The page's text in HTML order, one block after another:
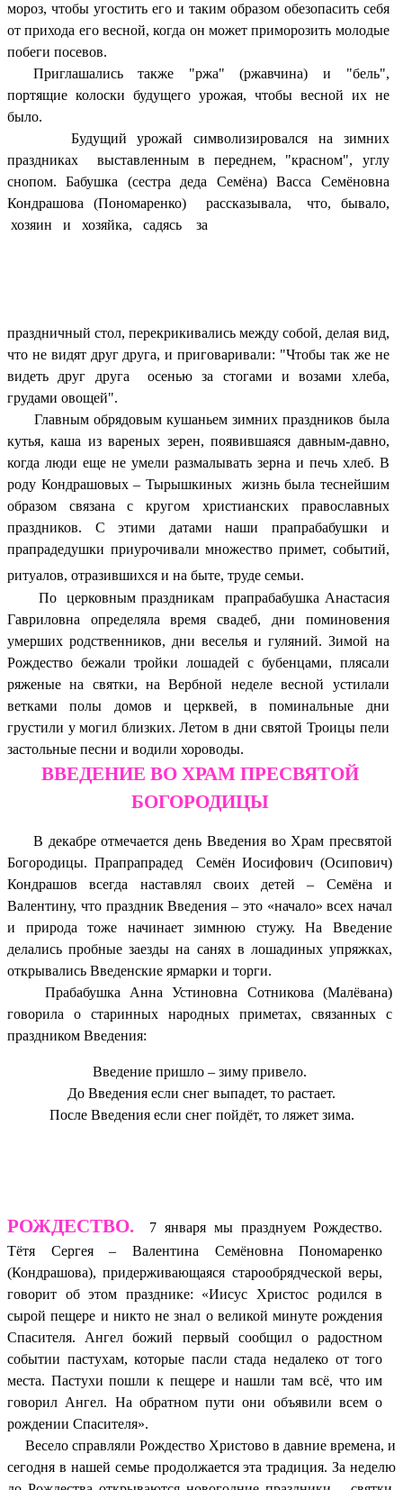
мороз, чтобы угостить его и таким образом обезопасить себя
от прихода его весной, когда он может приморозить молодые
побеги посевов.
Приглашались также "ржа" (ржавчина) и "бель",
портящие колоски будущего урожая, чтобы весной их не
было.
Будущий урожай символизировался на зимних
праздниках выставленным в переднем, "красном", углу
снопом. Бабушка (сестра деда Семёна) Васса Семёновна
Кондрашова (Пономаренко) рассказывала, что, бывало,
хозяин и хозяйка, садясь за
праздничный стол, перекрикивались между собой, делая вид,
что не видят друг друга, и приговаривали: "Чтобы так же не
видеть друг друга осенью за стогами и возами хлеба,
грудами овощей".
Главным обрядовым кушаньем зимних праздников была
кутья, каша из вареных зерен, появившаяся давным-давно,
когда люди еще не умели размалывать зерна и печь хлеб. В
роду Кондрашовых – Тырышкиных жизнь была теснейшим
образом связана с кругом христианских православных
праздников. С этими датами наши прапрабабушки и
прапрадедушки приурочивали множество примет, событий,
ритуалов, отразившихся и на быте, труде семьи.
По церковным праздникам прапрабабушка Анастасия
Гавриловна определяла время свадеб, дни поминовения
умерших родственников, дни веселья и гуляний. Зимой на
Рождество бежали тройки лошадей с бубенцами, плясали
ряженые на святки, на Вербной неделе весной устилали
ветками полы домов и церквей, в поминальные дни
грустили у могил близких. Летом в дни святой Троицы пели
застольные песни и водили хороводы.
ВВЕДЕНИЕ ВО ХРАМ ПРЕСВЯТОЙ
БОГОРОДИЦЫ
В декабре отмечается день Введения во Храм пресвятой
Богородицы. Прапрапрадед Семён Иосифович (Осипович)
Кондрашов всегда наставлял своих детей – Семёна и
Валентину, что праздник Введения – это «начало» всех начал
и природа тоже начинает зимнюю стужу. На Введение
делались пробные заезды на санях в лошадиных упряжках,
открывались Введенские ярмарки и торги.
Прабабушка Анна Устиновна Сотникова (Малёвана)
говорила о старинных народных приметах, связанных с
праздником Введения:
Введение пришло – зиму привело.
До Введения если снег выпадет, то растает.
После Введения если снег пойдёт, то ляжет зима.
РОЖДЕСТВО.
7 января мы празднуем Рождество.
Тётя Сергея – Валентина Семёновна Пономаренко
(Кондрашова), придерживающаяся старообрядческой веры,
говорит об этом празднике: «Иисус Христос родился в
сырой пещере и никто не знал о великой минуте рождения
Спасителя. Ангел божий первый сообщил о радостном
событии пастухам, которые пасли стада недалеко от того
места. Пастухи пошли к пещере и нашли там всё, что им
говорил Ангел. На обратном пути они объявили всем о
рождении Спасителя».
Весело справляли Рождество Христово в давние времена, и
сегодня в нашей семье продолжается эта традиция. За неделю